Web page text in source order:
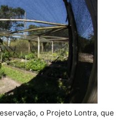
o Projeto Lontra, que